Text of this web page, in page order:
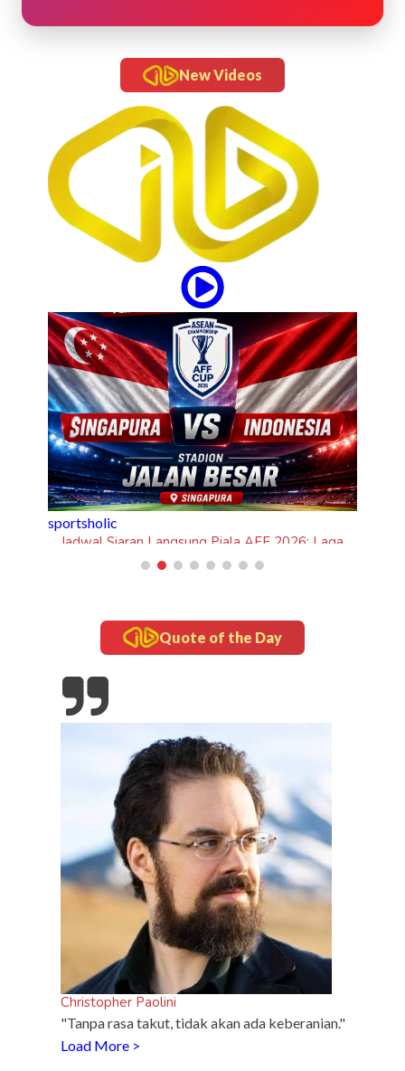
New Videos
5 Fakta Unik Kerak Telor, Kuliner Legendaris Khas
Betawi
Quote of the Day
Christopher Paolini
"Tanpa rasa takut, tidak akan ada keberanian."
Load More >